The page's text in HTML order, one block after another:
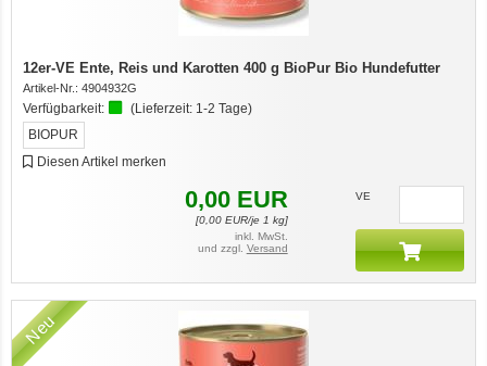
12er-VE Ente, Reis und Karotten 400 g BioPur Bio Hundefutter
Artikel-Nr.: 4904932G
Verfügbarkeit: (Lieferzeit: 1-2 Tage)
BIOPUR
Diesen Artikel merken
0,00 EUR
[0,00EUR/je 1 kg]
inkl. MwSt.
und zzgl. Versand
VE
Neu